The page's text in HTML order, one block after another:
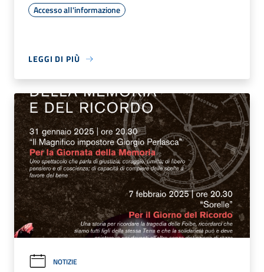
Accesso all'informazione
LEGGI DI PIÙ
NOTIZIE